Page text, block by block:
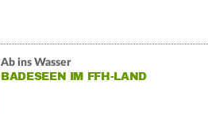
Ab ins Wasser
BADESEEN IM FFH-LAND